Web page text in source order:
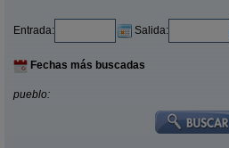
Entrada: Salida:
Fechas más buscadas
pueblo: